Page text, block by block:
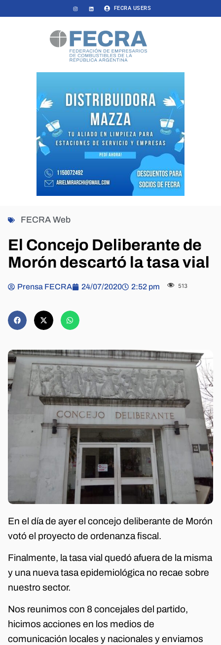
FECRA USERS
FECRA Web
El Concejo Deliberante de
Morón descartó la tasa vial
Prensa FECRA 24/07/2020 2:52 pm 513
En el día de ayer el concejo deliberante de Morón
votó el proyecto de ordenanza fiscal.
Finalmente, la tasa vial quedó afuera de la misma
y una nueva tasa epidemiológica no recae sobre
nuestro sector.
Nos reunimos con 8 concejales del partido,
hicimos acciones en los medios de
comunicación locales y nacionales y enviamos